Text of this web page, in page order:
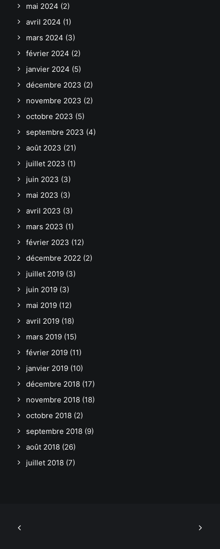
mai 2024 (2)
avril 2024 (1)
mars 2024 (3)
février 2024 (2)
janvier 2024 (5)
décembre 2023 (2)
novembre 2023 (2)
octobre 2023 (5)
septembre 2023 (4)
août 2023 (21)
juillet 2023 (1)
juin 2023 (3)
mai 2023 (3)
avril 2023 (3)
mars 2023 (1)
février 2023 (12)
décembre 2022 (2)
juillet 2019 (3)
juin 2019 (3)
mai 2019 (12)
avril 2019 (18)
mars 2019 (15)
février 2019 (11)
janvier 2019 (10)
décembre 2018 (17)
novembre 2018 (18)
octobre 2018 (2)
septembre 2018 (9)
août 2018 (26)
juillet 2018 (7)